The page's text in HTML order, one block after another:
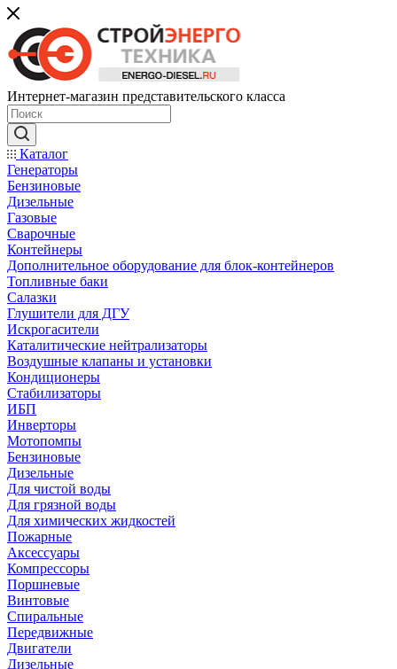
Интернет-магазин представительского класса
Каталог
Генераторы
Бензиновые
Дизельные
Газовые
Сварочные
Контейнеры
Дополнительное оборудование для блок-контейнеров
Топливные баки
Салазки
Глушители для ДГУ
Искрогасители
Каталитические нейтрализаторы
Воздушные клапаны и установки
Кондиционеры
Стабилизаторы
ИБП
Инверторы
Мотопомпы
Бензиновые
Дизельные
Для чистой воды
Для грязной воды
Для химических жидкостей
Пожарные
Аксессуары
Компрессоры
Поршневые
Винтовые
Спиральные
Передвижные
Двигатели
Дизельные